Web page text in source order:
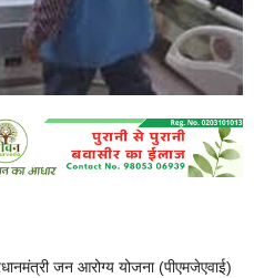
जन आरोग्य योजना (पीएमजेएवाई)